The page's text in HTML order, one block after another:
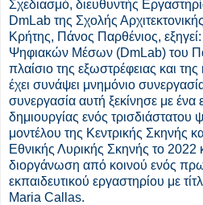
Σχεδιασμό, διευθυντής
DmLab της Σχολής
Κρήτης, Πάνος Παρθένιος,
Ψηφιακών Μέσων (DmLab) του
πλαίσιο της εξωστρέφειας και
έχει συνάψει μνημόνιο
συνεργασία αυτή ξεκίνησε με
δημιουργίας ενός τρισδιάστατου
μοντέλου της Κεντρικής Σκηνής
Εθνικής Λυρικής Σκηνής το 2022
διοργάνωση από κοινού ενός
εκπαιδευτικού εργαστηρίου με
Maria Callas.